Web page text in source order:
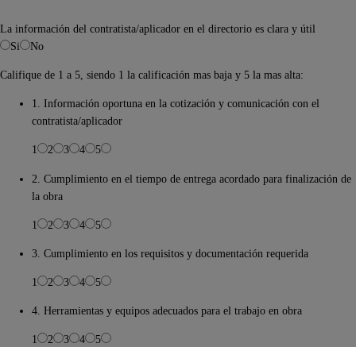
La información del contratista/aplicador en el directorio es clara y útil
Si
No
Califique de 1 a 5, siendo 1 la calificación mas baja y 5 la mas alta:
1. Información oportuna en la cotización y comunicación con el
contratista/aplicador
1 2 3 4 5
2. Cumplimiento en el tiempo de entrega acordado para finalización de
la obra
1 2 3 4 5
3. Cumplimiento en los requisitos y documentación requerida
1 2 3 4 5
4. Herramientas y equipos adecuados para el trabajo en obra
1 2 3 4 5